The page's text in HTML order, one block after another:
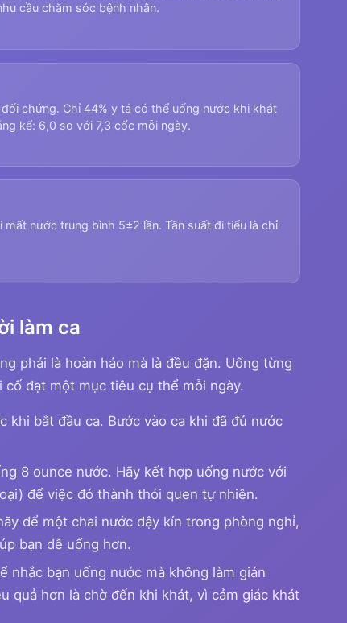
cầu chăm sóc bệnh nhân.
chứng. Chỉ 44% y tá có thể uống nước khi khát
kể: 6,0 so với 7,3 cốc mỗi ngày.
nước trung bình 5±2 lần. Tần suất đi tiểu là chỉ
làm ca
phải là hoàn hảo mà là đều đặn. Uống từng
đạt một mục tiêu cụ thể mỗi ngày.
khi bắt đầu ca. Bước vào ca khi đã đủ nước
8 ounce nước. Hãy kết hợp uống nước với
để việc đó thành thói quen tự nhiên.
để một chai nước đậy kín trong phòng nghỉ,
bạn dễ uống hơn.
nhắc bạn uống nước mà không làm gián
quả hơn là chờ đến khi khát, vì cảm giác khát